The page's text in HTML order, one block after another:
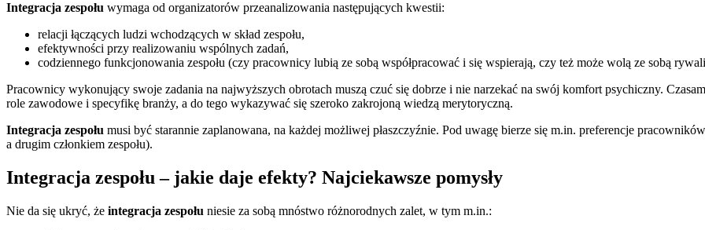
Integracja zespołu wymaga od organizatorów przeanalizowania następujących kwestii:
relacji łączących ludzi wchodzących w skład zespołu,
efektywności przy realizowaniu wspólnych zadań,
codziennego funkcjonowania zespołu (czy pracownicy lubią ze sobą współpracować i się wspierają, czy też może wolą ze sobą
Pracownicy wykonujący swoje zadania na najwyższych obrotach muszą czuć się dobrze i nie narzekać na swój komfort psychiczny.
role zawodowe i specyfikę branży, a do tego wykazywać się szeroko zakrojoną wiedzą merytoryczną.
Integracja zespołu musi być starannie zaplanowana, na każdej możliwej płaszczyźnie. Pod uwagę bierze się m.in. preferencje
a drugim członkiem zespołu).
Integracja zespołu – jakie daje efekty? Najciekawsze pomysły
Nie da się ukryć, że integracja zespołu niesie za sobą mnóstwo różnorodnych zalet, w tym m.in.: